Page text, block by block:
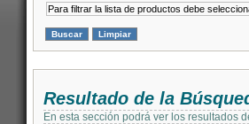
Para filtrar la lista de productos debe
Resultado de la
En esta sección podrá ver los resultados